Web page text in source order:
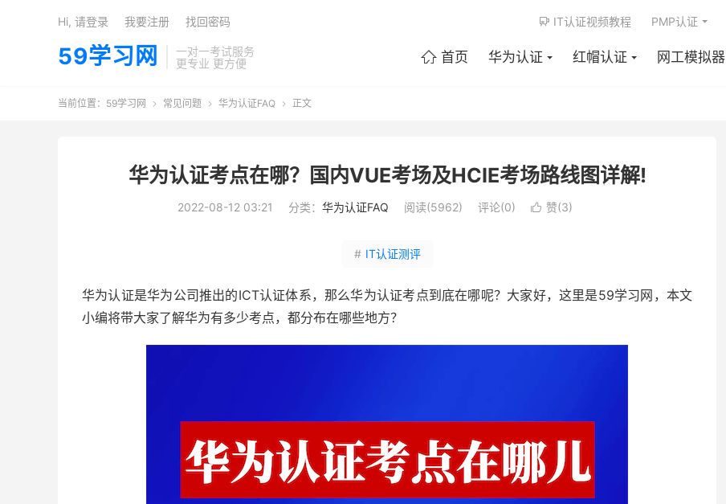
59学习网
一对一考试服务
更专业 更方便
 首页 华为认证 红帽认证 网工模拟器
 IT认证视频教程 PMP认证
Hi, 请登录 我要注册 找回密码
当前位置： 59学习网  常见问题  华为认证FAQ  正文
华为认证考点在哪？国内VUE考场及HCIE考场路线图详解!
2022-08-12 03:21 分类： 华为认证FAQ 阅读(5962) 评论(0)  赞(3)
# IT认证测评
华为认证是华为公司推出的ICT认证体系，那么华为认证考点到底在哪呢？大家好，这里是59学习网，本文
小编将带大家了解华为有多少考点，都分布在哪些地方？